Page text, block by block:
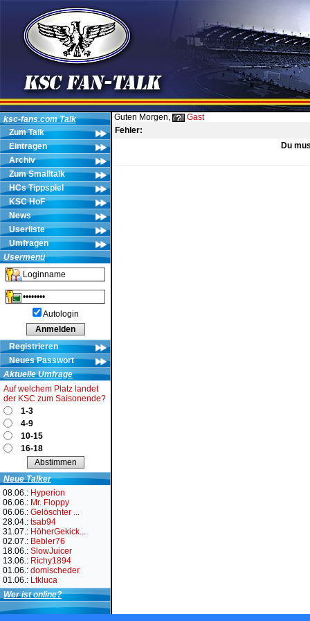
ksc-fans.com Talk
Zum Talk
Eintragen
Archiv
Zum Smalltalk
HCs Tippspiel
KSC HoF
News
Userliste
Umfragen
Usermenü
Autologin
Registrieren
Neues Passwort
Aktuelle Umfrage
Auf welchem Platz landet
der KSC zum Saisonende?
1-3
4-9
10-15
16-18
Neue Talker
08.06.: Hyperion
06.06.: Mr. Floppy
06.06.: Gelöschter ...
28.04.: tsab94
31.07.: HöherGekick...
02.07.: Bebler76
18.06.: SlowJuicer
13.06.: Richy1894
01.06.: domischeder
01.06.: Ltkluca
Wer ist online?
Guten Morgen,
Gast
Fehler:
Du